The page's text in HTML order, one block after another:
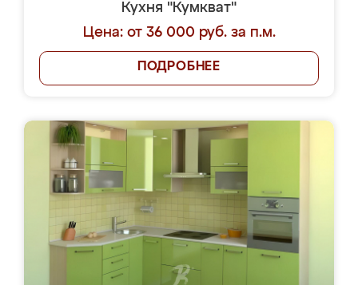
Кухня "Кумкват"
Цена: от 36 000 руб. за п.м.
ПОДРОБНЕЕ